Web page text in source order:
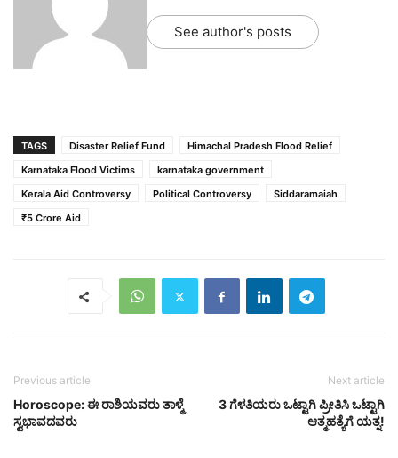
See author's posts
TAGS Disaster Relief Fund
Himachal Pradesh Flood Relief
Karnataka Flood Victims
karnataka government
Kerala Aid Controversy
Political Controversy
Siddaramaiah
₹5 Crore Aid
Previous article
Horoscope: ಈ ರಾಶಿಯವರು ತಾಳ್ಮೆ
ಸ್ವಭಾವದವರು
Next article
3 ಗೆಳತಿಯರು ಒಟ್ಟಾಗಿ ಪ್ರೀತಿಸಿ ಒಟ್ಟಾಗಿ
ಆತ್ಮಹತ್ಯೆಗೆ ಯತ್ನ!